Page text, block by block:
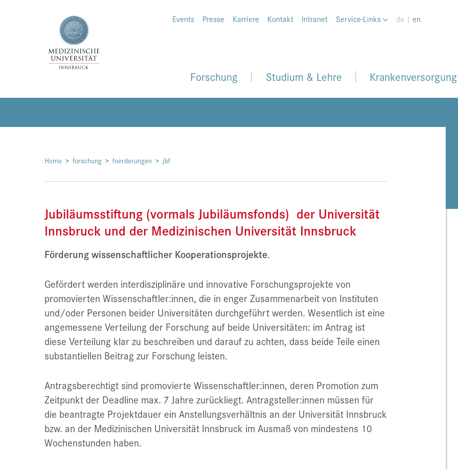
Events Presse Karriere Kontakt Intranet Service-Links de | en
Forschung Studium & Lehre Krankenversorgung
Home forschung foerderungen jbf
Jubiläumsstiftung (vormals Jubiläumsfonds) der Universität
Innsbruck und der Medizinischen Universität Innsbruck
Förderungwissenschaftlicher Kooperationsprojekte.
Gefördert werden interdisziplinäre und innovative Forschungsprojekte von
promovierten Wissenschaftler:innen, die in enger Zusammenarbeit von Instituten
und/oder Personen beider Universitäten durchgeführt werden. Wesentlich ist eine
angemessene Verteilung der Forschung auf beide Universitäten: im Antrag ist
diese Verteilung klar zu beschreiben und darauf zu achten, dass beide Teile einen
substantiellen Beitrag zur Forschung leisten.
Antragsberechtigt sind promovierte Wissenschaftler:innen, deren Promotion zum
Zeitpunkt der Deadline max. 7 Jahre zurückliegt. Antragsteller:innen müssen für
die beantragte Projektdauer ein Anstellungsverhältnis an der Universität Innsbruck
bzw. an der Medizinischen Universität Innsbruck im Ausmaß von mindestens 10
Wochenstunden haben.